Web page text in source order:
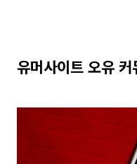
유머사이트 오유